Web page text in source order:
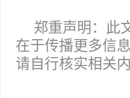
郑重声明：此
在于传播更多信
请自行核实相关内